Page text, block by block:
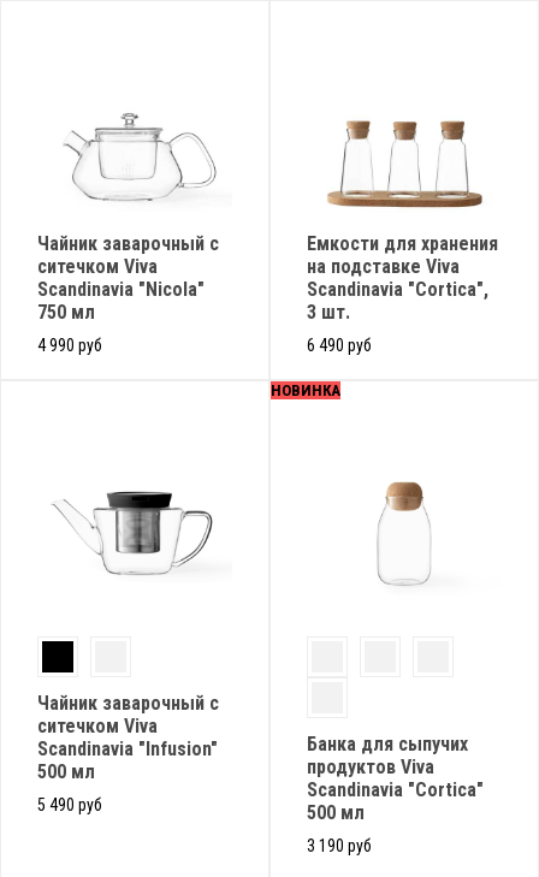
Чайник заварочный с
ситечком Viva
Scandinavia "Nicola"
750 мл
4 990 руб
Емкости для хранения
на подставке Viva
Scandinavia "Cortica",
3 шт.
6 490 руб
Чайник заварочный с
ситечком Viva
Scandinavia "Infusion"
500 мл
5 490 руб
НОВИНКА
Банка для сыпучих
продуктов Viva
Scandinavia "Cortica"
500 мл
3 190 руб